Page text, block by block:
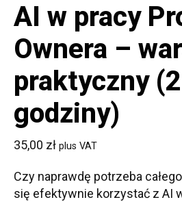
AI w pracy
Ownera –
praktyczny (2
godziny)
35,00 zł plus VAT
Czy naprawdę potrzeba
się efektywnie korzystać z AI